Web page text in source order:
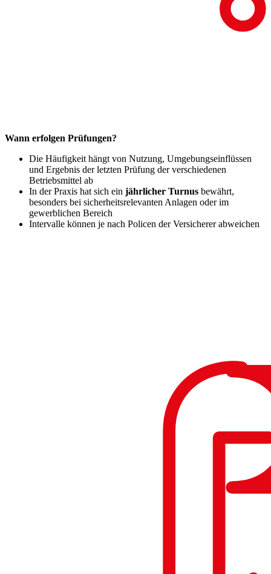
Wann erfolgen Prüfungen?
Die Häufigkeit hängt von Nutzung, Umgebungseinflüssen
und Ergebnis der letzten Prüfung der verschiedenen
Betriebsmittel ab
In der Praxis hat sich ein jährlicher Turnus bewährt,
besonders bei sicherheitsrelevanten Anlagen oder im
gewerblichen Bereich
Intervalle können je nach Policen der Versicherer abweichen